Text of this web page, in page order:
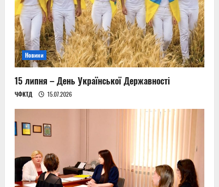
t
i
o
n
Новини
15 липня – День Української Державності
ЧФКТД 15.07.2026